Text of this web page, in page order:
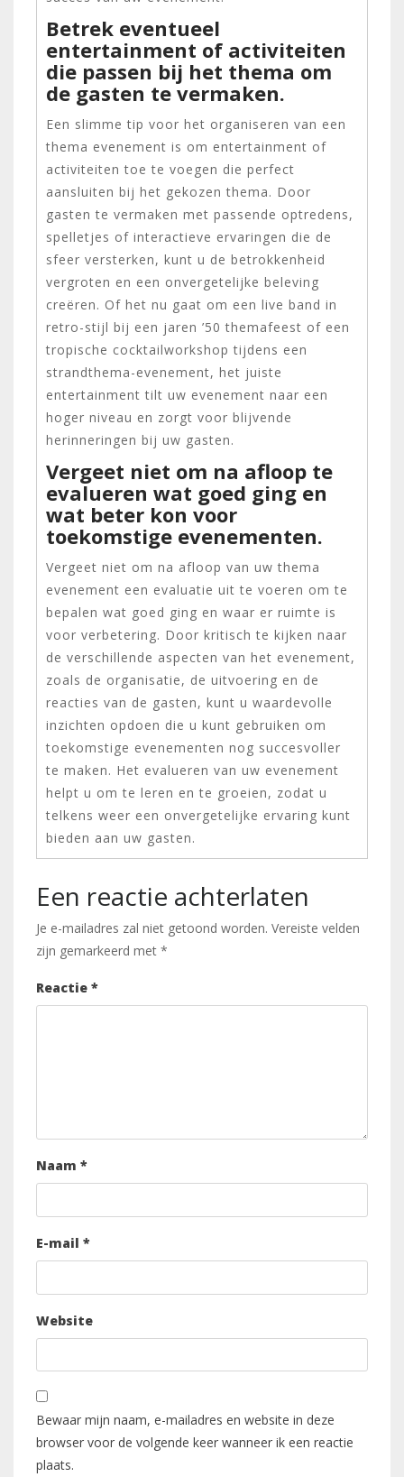
Betrek eventueel
entertainment of activiteiten
die passen bij het thema om
de gasten te vermaken.
Een slimme tip voor het organiseren van een
thema evenement is om entertainment of
activiteiten toe te voegen die perfect
aansluiten bij het gekozen thema. Door
gasten te vermaken met passende optredens,
spelletjes of interactieve ervaringen die de
sfeer versterken, kunt u de betrokkenheid
vergroten en een onvergetelijke beleving
creëren. Of het nu gaat om een live band in
retro-stijl bij een jaren ’50 themafeest of een
tropische cocktailworkshop tijdens een
strandthema-evenement, het juiste
entertainment tilt uw evenement naar een
hoger niveau en zorgt voor blijvende
herinneringen bij uw gasten.
Vergeet niet om na afloop te
evalueren wat goed ging en
wat beter kon voor
toekomstige evenementen.
Vergeet niet om na afloop van uw thema
evenement een evaluatie uit te voeren om te
bepalen wat goed ging en waar er ruimte is
voor verbetering. Door kritisch te kijken naar
de verschillende aspecten van het evenement,
zoals de organisatie, de uitvoering en de
reacties van de gasten, kunt u waardevolle
inzichten opdoen die u kunt gebruiken om
toekomstige evenementen nog succesvoller
te maken. Het evalueren van uw evenement
helpt u om te leren en te groeien, zodat u
telkens weer een onvergetelijke ervaring kunt
bieden aan uw gasten.
Een reactie achterlaten
Je e-mailadres zal niet getoond worden. Vereiste velden
zijn gemarkeerd met *
Reactie *
Naam *
E-mail *
Website
Bewaar mijn naam, e-mailadres en website in deze
browser voor de volgende keer wanneer ik een reactie
plaats.